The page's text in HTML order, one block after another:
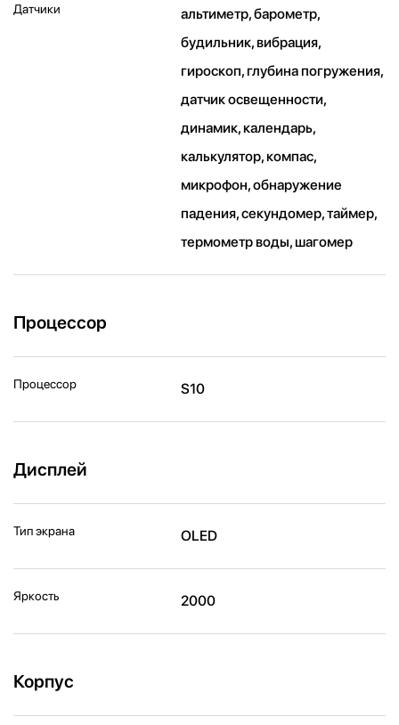
Датчики
альтиметр, барометр,
будильник, вибрация,
гироскоп, глубина погружения,
датчик освещенности,
динамик, календарь,
калькулятор, компас,
микрофон, обнаружение
падения, секундомер, таймер,
термометр воды, шагомер
Процессор
Процессор S10
Дисплей
Тип экрана OLED
Яркость 2000
Корпус